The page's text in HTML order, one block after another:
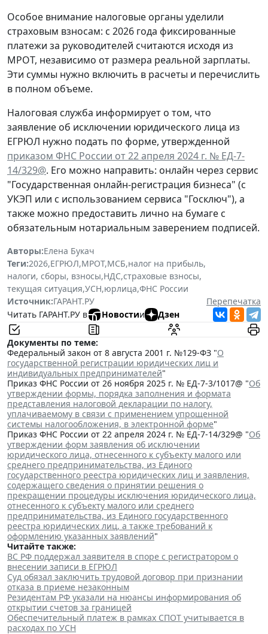
Особое внимание налоговые органы уделили
страховым взносам: с 2026 года фиксированные
платежи за руководителей считаются исходя из
МРОТ, независимо от размера реальной зарплаты.
Эти суммы нужно включить в расчеты и перечислить
в полном объеме.
Налоговая служба информирует о том, что
заявление об исключении юридического лица из
ЕГРЮЛ нужно подать по форме, утвержденной
приказом ФНС России от 22 апреля 2024 г. № ЕД-7-
14/329@. Его можно направить: онлайн через сервис
"Государственная онлайн-регистрация бизнеса" (с
УКЭП или с использованием сервиса "Госключ"), а
также можно предоставить лично на бумаге с
обязательным нотариальным заверением подписей.
Авторы:Елена Букач
Теги:2026,ЕГРЮЛ,МРОТ,МСБ,налог на прибыль,
налоги, сборы, взносы,НДС,страховые взносы,
текущая ситуация,УСН,юрлица,ФНС России
Источник:ГАРАНТ.РУ
Перепечатка
Читать ГАРАНТ.РУ в
Новостии Дзен
Документы по теме:
Федеральный закон от 8 августа 2001 г. №129-ФЗ "О
государственной регистрации юридических лиц и
индивидуальных предпринимателей"
Приказ ФНС России от 26 ноября 2025 г. № ЕД-7-3/1017@ "Об
утверждении формы, порядка заполнения и формата
представления налоговой декларации по налогу,
уплачиваемому в связи с применением упрощенной
системы налогообложения, в электронной форме"
Приказ ФНС России от 22 апреля 2024 г. № ЕД-7-14/329@ "Об
утверждении форм заявления об исключении
юридического лица, отнесенного к субъекту малого или
среднего предпринимательства, из Единого
государственного реестра юридических лиц и заявления,
содержащего сведения о принятии решения о
прекращении процедуры исключения юридического лица,
отнесенного к субъекту малого или среднего
предпринимательства, из Единого государственного
реестра юридических лиц, а также требований к
оформлению указанных заявлений"
Читайте также:
ВС РФ поддержал заявителя в споре с регистратором о
внесении записи в ЕГРЮЛ
Суд обязал заключить трудовой договор при признании
отказа в приеме незаконным
Резидентам РФ указали на нюансы информирования об
открытии счетов за границей
Обеспечительный платеж в рамках СПОТ учитывается в
расходах по УСН